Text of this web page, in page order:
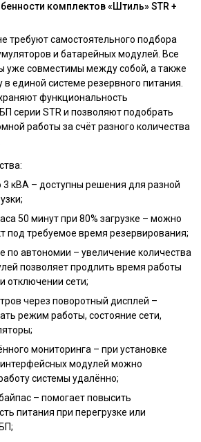
комплектов «Штиль» STR +
требуют самостоятельного подбора
и батарейных модулей. Все
уже совместимы между собой, а также
единой системе резервного питания.
функциональность
серии STR и позволяют подобрать
работы за счёт разного количества
кВА – доступны решения для разной
50 минут при 80% загрузке – можно
под требуемое время резервирования;
по автономии – увеличение количества
позволяет продлить время работы
отключении сети;
через поворотный дисплей –
режим работы, состояние сети,
мониторинга – при установке
модулей можно
системы удалённо;
– помогает повысить
питания при перегрузке или